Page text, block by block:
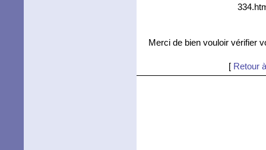
Merci de bien vouloir vérifier
[ Retour